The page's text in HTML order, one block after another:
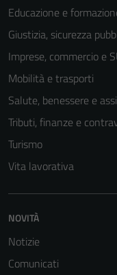
Educazione e
Giustizia, sicurezza
Imprese, commercio e
Mobilità e trasporti
Salute, benessere e
Tributi, finanze e
Turismo
Vita lavorativa
NOVITÀ
Notizie
Comunicati